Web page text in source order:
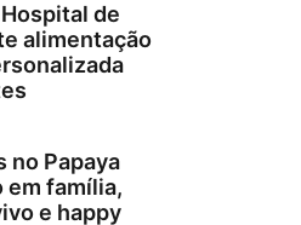
de
alimentação
no Papaya
em família,
e happy